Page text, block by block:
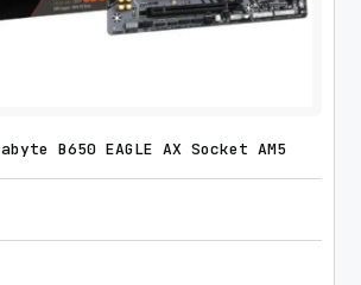
B650 EAGLE AX Socket AM5